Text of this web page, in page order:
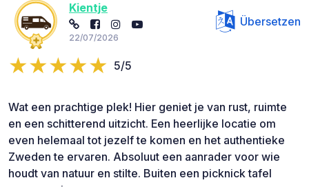
Kientje
22/07/2026
Übersetzen
5/5
Wat een prachtige plek! Hier geniet je van rust, ruimte
en een schitterend uitzicht. Een heerlijke locatie om
even helemaal tot jezelf te komen en het authentieke
Zweden te ervaren. Absoluut een aanrader voor wie
houdt van natuur en stilte. Buiten een picknick tafel